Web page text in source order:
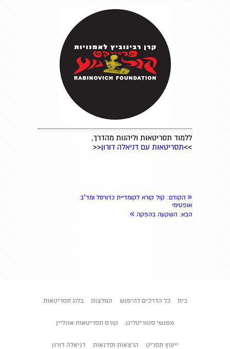
ללמוד תסריטאות וליהנות מהדרך,
>>תסריטאות עם דניאלה דורון<<
« הקודם: קול קורא לקומדיית כדורסל ומד"ב
אופטימי
הבא: השקעה בהפקה »
בית כל הדרכים להיפגש המלצות בלוג תסריטאות
מפגשי סטוריטלינג קורס תסריטאות אונליין
ייעוץ תסריט הרצאות וסדנאות דניאלה דורון